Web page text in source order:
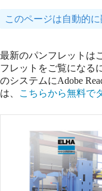
このページは自動的に
最新のパンフレットは
フレットをご覧になる
のシステムにAdobe
は、
こちらから無料で